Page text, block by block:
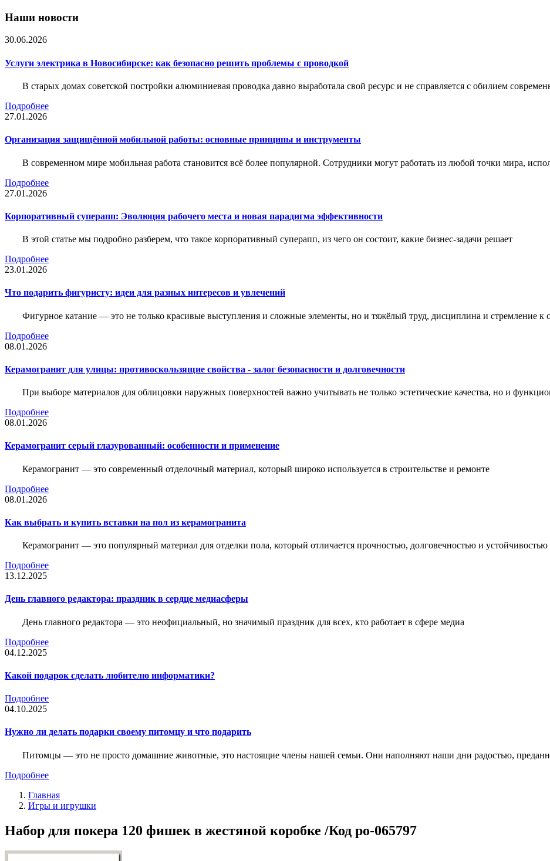
Наши новости
30.06.2026
Услуги электрика в Новосибирске: как безопасно решить проблемы с проводкой
В старых домах советской постройки алюминиевая проводка давно выработала свой ресурс и не справляется с обилием
Подробнее
27.01.2026
Организация защищённой мобильной работы: основные принципы и инструменты
В современном мире мобильная работа становится всё более популярной. Сотрудники могут работать из любой точки мира,
Подробнее
27.01.2026
Корпоративный суперапп: Эволюция рабочего места и новая парадигма эффективности
В этой статье мы подробно разберем, что такое корпоративный суперапп, из чего он состоит, какие бизнес-задачи решает
Подробнее
23.01.2026
Что подарить фигуристу: идеи для разных интересов и увлечений
Фигурное катание — это не только красивые выступления и сложные элементы, но и тяжёлый труд, дисциплина и стремление к
Подробнее
08.01.2026
Керамогранит для улицы: противоскользящие свойства - залог безопасности и долговечности
При выборе материалов для облицовки наружных поверхностей важно учитывать не только эстетические качества, но и
Подробнее
08.01.2026
Керамогранит серый глазурованный: особенности и применение
Керамогранит — это современный отделочный материал, который широко используется в строительстве и ремонте
Подробнее
08.01.2026
Как выбрать и купить вставки на пол из керамогранита
Керамогранит — это популярный материал для отделки пола, который отличается прочностью, долговечностью и устойчивостью
Подробнее
13.12.2025
День главного редактора: праздник в сердце медиасферы
День главного редактора — это неофициальный, но значимый праздник для всех, кто работает в сфере медиа
Подробнее
04.12.2025
Какой подарок сделать любителю информатики?
Подробнее
04.10.2025
Нужно ли делать подарки своему питомцу и что подарить
Питомцы — это не просто домашние животные, это настоящие члены нашей семьи. Они наполняют наши дни радостью,
Подробнее
Главная
Игры и игрушки
Набор для покера 120 фишек в жестяной коробке /Код po-065797